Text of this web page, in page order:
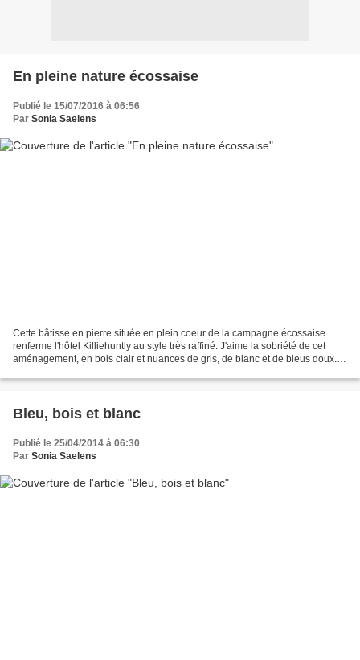
En pleine nature écossaise
Publié le 15/07/2016 à 06:56
Par Sonia Saelens
Cette bâtisse en pierre située en plein coeur de la campagne écossaise
renferme l'hôtel Killiehuntly au style très raffiné. J'aime la sobriété de cet
aménagement, en bois clair et nuances de gris, de blanc et de bleus doux.
Bleu, bois et blanc
Publié le 25/04/2014 à 06:30
Par Sonia Saelens